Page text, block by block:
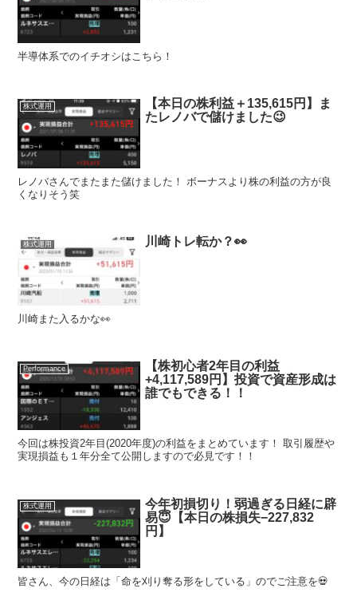
半導体系でのイチオシはこちら！
株式運用
【本日の株利益＋135,615円】ま
たレノバで儲けました😉
レノバさんでまたまた儲けました！ ボーナスより株の利益の方が良
くなりそう笑
株式運用 川崎トレ転か？👀
川崎また入るかな👀
Performance
【株初心者2年目の利益
+4,117,589円】投資で資産形成は
誰でもできる！！
今回は株投資2年目(2020年度)の利益をまとめています！ 取引履歴や
実現損益も１年分全て公開しますので必見です！！
株式運用
今年初損切り！弱過ぎる日経に辟
易😇【本日の株損失−227,832
円】
皆さん、今の日経は「命を刈り奪る形をしている」のでご注意を💀